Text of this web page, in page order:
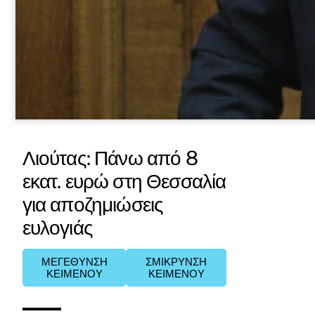
Λιούτας: Πάνω από 8
εκατ. ευρώ στη Θεσσαλία
για αποζημιώσεις
ευλογιάς
ΜΕΓΕΘΥΝΣΗ
ΚΕΙΜΕΝΟΥ
ΣΜΙΚΡΥΝΣΗ
ΚΕΙΜΕΝΟΥ